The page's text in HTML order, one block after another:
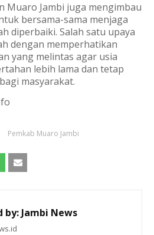
Muaro Jambi juga mengimbau
bersama-sama menjaga
diperbaiki. Salah satu upaya
dengan memperhatikan
yang melintas agar usia
lebih lama dan tetap
masyarakat.
Pemkab Muaro Jambi
by:Jambi News